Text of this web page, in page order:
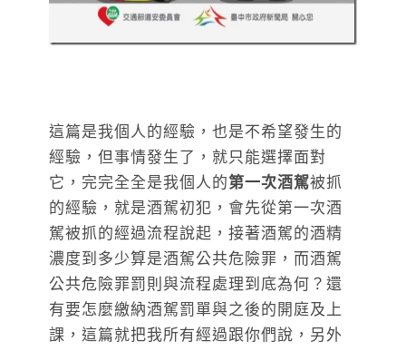
這篇是我個人的經驗，也是不希望發生的
經驗，但事情發生了，就只能選擇面對
它，完完全全是我個人的第一次酒駕被抓
的經驗，就是酒駕初犯，會先從第一次酒
駕被抓的經過流程說起，接著酒駕的酒精
濃度到多少算是酒駕公共危險罪，而酒駕
公共危險罪罰則與流程處理到底為何？還
有要怎麼繳納酒駕罰單與之後的開庭及上
課，這篇就把我所有經過跟你們說，另外